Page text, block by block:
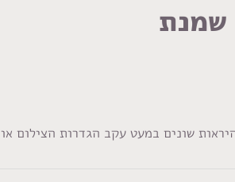
שמנת
שונים במעט עקב הגדרות הצילום או